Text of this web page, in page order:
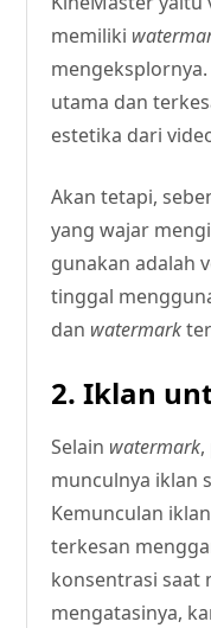
memiliki
utama dan
estetika dari
Akan tetapi,
yang wajar
gunakan adalah
tinggal
dan watermark
2. Iklan
Selain watermark
munculnya iklan
Kemunculan
terkesan
konsentrasi saat
mengatasinya,